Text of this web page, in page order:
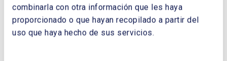
combinarla con otra información que les haya
proporcionado o que hayan recopilado a partir del
uso que haya hecho de sus servicios.
CORREO ELECTRÓNICO: